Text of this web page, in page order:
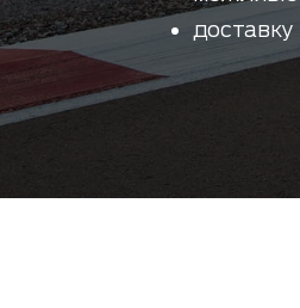
доставку